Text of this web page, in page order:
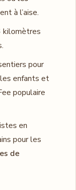
à l’aise.
kilomètres
pour
enfants et
populaire
en
pour les
de